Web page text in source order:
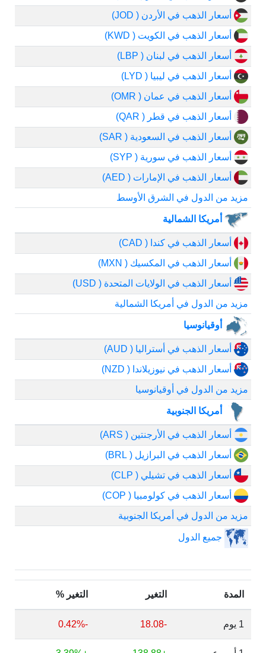
أسعار الذهب في الأردن ( JOD)
أسعار الذهب في الكويت ( KWD)
أسعار الذهب في لبنان ( LBP)
أسعار الذهب في ليبيا ( LYD)
أسعار الذهب في عمان ( OMR)
أسعار الذهب في قطر ( QAR)
أسعار الذهب في السعودية ( SAR)
أسعار الذهب في سورية ( SYP)
أسعار الذهب في الإمارات ( AED)
مزيد من الدول في الشرق الأوسط
أمريكا الشمالية
أسعار الذهب في كندا ( CAD)
أسعار الذهب في المكسيك ( MXN)
أسعار الذهب في الولايات المتحدة ( USD)
مزيد من الدول في أمريكا الشمالية
أوقيانوسيا
أسعار الذهب في أستراليا ( AUD)
أسعار الذهب في نيوزيلاندا ( NZD)
مزيد من الدول في أوقيانوسيا
أمريكا الجنوبية
أسعار الذهب في الأرجنتين ( ARS)
أسعار الذهب في البرازيل ( BRL)
أسعار الذهب في تشيلي ( CLP)
أسعار الذهب في كولومبيا ( COP)
مزيد من الدول في أمريكا الجنوبية
جميع الدول
المدة التغير التغير %
1 يوم -18.08
-0.42%